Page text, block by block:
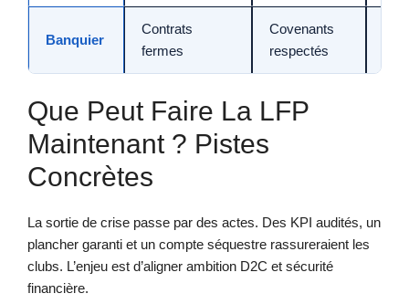
Banquier
Contrats
fermes
Covenants
respectés
Que Peut Faire La LFP
Maintenant ? Pistes
Concrètes
La sortie de crise passe par des actes. Des KPI audités, un
plancher garanti et un compte séquestre rassureraient les
clubs. L’enjeu est d’aligner ambition D2C et sécurité
financière.